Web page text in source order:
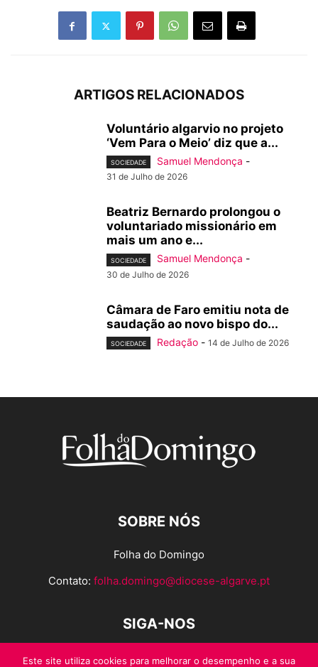
ARTIGOS RELACIONADOS
Voluntário algarvio no projeto
‘Vem Para o Meio’ diz que a...
SOCIEDADE Samuel Mendonça -
31 de Julho de 2026
Beatriz Bernardo prolongou o
voluntariado missionário em
mais um ano e...
SOCIEDADE Samuel Mendonça -
30 de Julho de 2026
Câmara de Faro emitiu nota de
saudação ao novo bispo do...
SOCIEDADE Redação - 14 de Julho de 2026
SOBRE NÓS
Folha do Domingo
Contato: folha.domingo@diocese-algarve.pt
SIGA-NOS
Este site utiliza cookies para melhorar o desempenho e a sua